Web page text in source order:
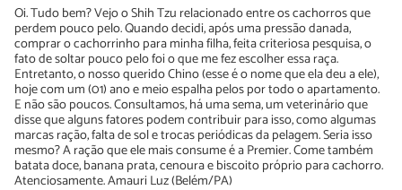
Eu também tenho rinite e sinusite!
Eu tinha pinscher mais ele soltava pelo não muito mais soltava!
0
Oi. Tudo bem? Vejo o Shih Tzu relacionado entre os cachorros que
perdem pouco pelo. Quando decidi, após uma pressão danada,
comprar o cachorrinho para minha filha, feita criteriosa pesquisa, o
fato de soltar pouco pelo foi o que me fez escolher essa raça.
Entretanto, o nosso querido Chino (esse é o nome que ela deu a ele),
hoje com um (01) ano e meio espalha pelos por todo o apartamento.
E não são poucos. Consultamos, há uma sema, um veterinário que
disse que alguns fatores podem contribuir para isso, como algumas
marcas ração, falta de sol e trocas periódicas da pelagem. Seria isso
mesmo? A ração que ele mais consume é a Premier. Come também
batata doce, banana prata, cenoura e biscoito próprio para cachorro.
Atenciosamente. Amauri Luz (Belém/PA)